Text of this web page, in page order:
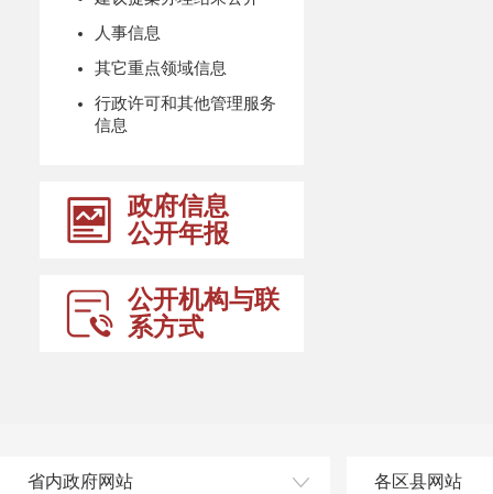
人事信息
其它重点领域信息
行政许可和其他管理服务
信息
政府信息
公开年报
公开机构与联
系方式
省内政府网站 各区县网站